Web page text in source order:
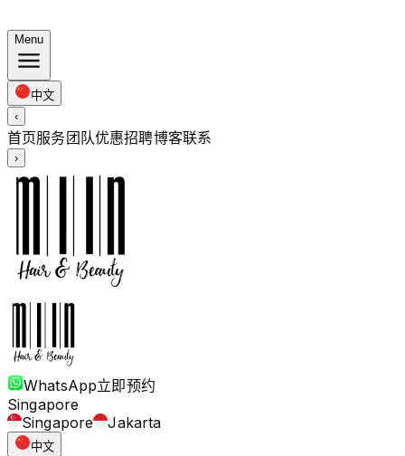
Menu
中文
‹
首页服务团队优惠招聘博客联系
›
WhatsApp立即预约
Singapore
Singapore
Jakarta
中文